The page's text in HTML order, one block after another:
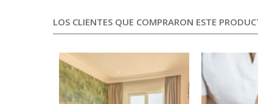
LOS CLIENTES QUE COMPRARON ESTE